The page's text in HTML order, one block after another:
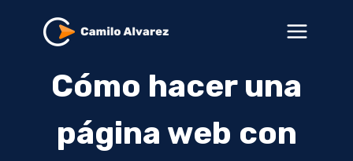
Cómo hacer una
página web con